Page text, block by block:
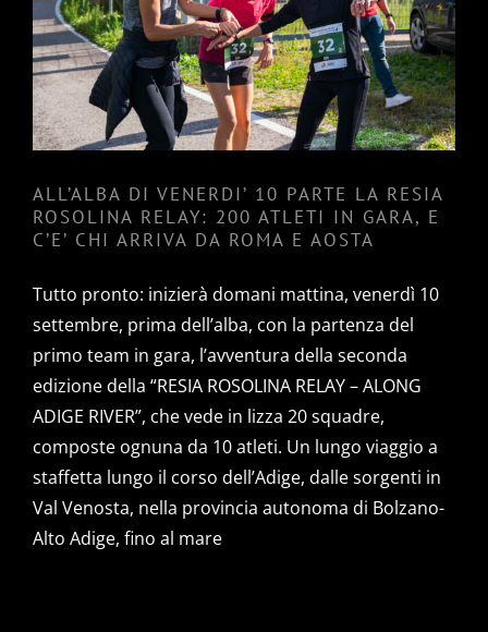
RELAY: 200 ATLETI IN GARA, E
C’E’ CHI ARRIVA DA ROMA E
AOSTA
ALL’ALBA DI VENERDI’ 10 PARTE LA RESIA
ROSOLINA RELAY: 200 ATLETI IN GARA, E
C’E’ CHI ARRIVA DA ROMA E AOSTA
Tutto pronto: inizierà domani mattina, venerdì 10
settembre, prima dell’alba, con la partenza del
primo team in gara, l’avventura della seconda
edizione della “RESIA ROSOLINA RELAY – ALONG
ADIGE RIVER”, che vede in lizza 20 squadre,
composte ognuna da 10 atleti. Un lungo viaggio a
staffetta lungo il corso dell’Adige, dalle sorgenti in
Val Venosta, nella provincia autonoma di Bolzano-
Alto Adige, fino al mare